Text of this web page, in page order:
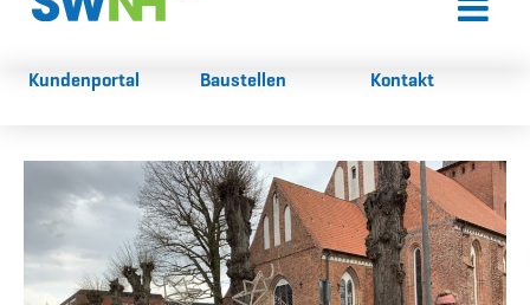
Kundenportal Baustellen Kontakt